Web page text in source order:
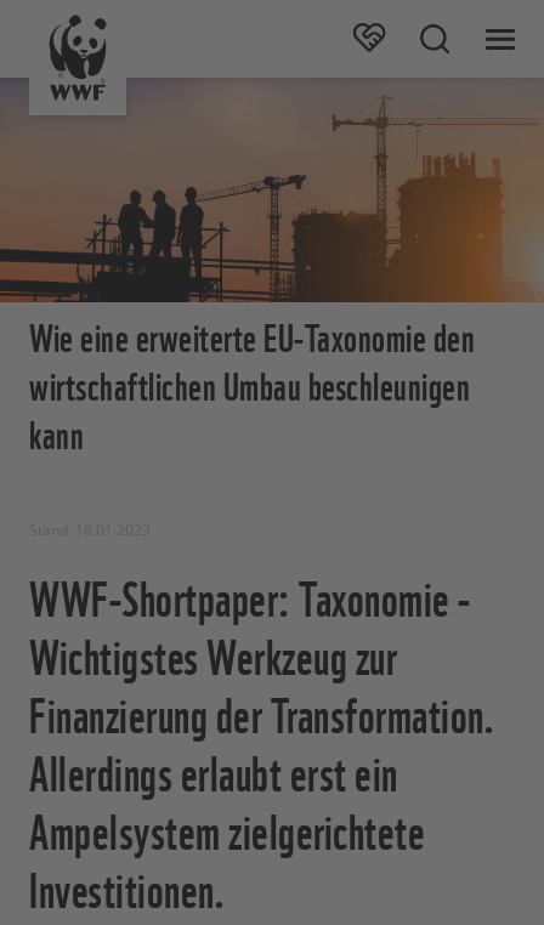
Wie eine erweiterte EU-Taxonomie den
wirtschaftlichen Umbau beschleunigen
kann
WWF-Shortpaper: Taxonomie -
Wichtigstes Werkzeug zur
Finanzierung der Transformation.
Allerdings erlaubt erst ein
Ampelsystem zielgerichtete
Investitionen.